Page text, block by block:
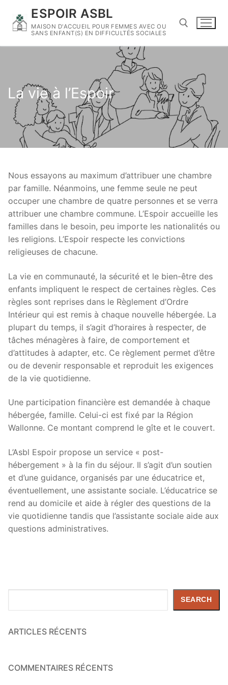
content
ESPOIR ASBL
MAISON D'ACCUEIL POUR FEMMES AVEC OU
SANS ENFANT(S) EN DIFFICULTÉS SOCIALES
La vie à l’Espoir
Nous essayons au maximum d’attribuer une chambre
par famille. Néanmoins, une femme seule ne peut
occuper une chambre de quatre personnes et se verra
attribuer une chambre commune. L’Espoir accueille les
familles dans le besoin, peu importe les nationalités ou
les religions. L’Espoir respecte les convictions
religieuses de chacune.
La vie en communauté, la sécurité et le bien-être des
enfants impliquent le respect de certaines règles. Ces
règles sont reprises dans le Règlement d’Ordre
Intérieur qui est remis à chaque nouvelle hébergée. La
plupart du temps, il s’agit d’horaires à respecter, de
tâches ménagères à faire, de comportement et
d’attitudes à adapter, etc. Ce règlement permet d’être
ou de devenir responsable et reproduit les exigences
de la vie quotidienne.
Une participation financière est demandée à chaque
hébergée, famille. Celui-ci est fixé par la Région
Wallonne. Ce montant comprend le gîte et le couvert.
L’Asbl Espoir propose un service « post-
hébergement » à la fin du séjour. Il s’agit d’un soutien
et d’une guidance, organisés par une éducatrice et,
éventuellement, une assistante sociale. L’éducatrice se
rend au domicile et aide à régler des questions de la
vie quotidienne tandis que l’assistante sociale aide aux
questions administratives.
SEARCH
ARTICLES RÉCENTS
COMMENTAIRES RÉCENTS